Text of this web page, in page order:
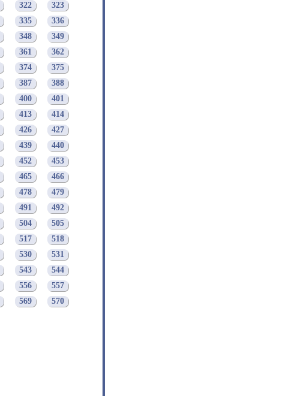
322
323
335
336
348
349
361
362
374
375
387
388
400
401
413
414
426
427
439
440
452
453
465
466
478
479
491
492
504
505
517
518
530
531
543
544
556
557
569
570